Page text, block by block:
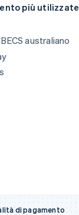
più utilizzate
australiano
di pagamento